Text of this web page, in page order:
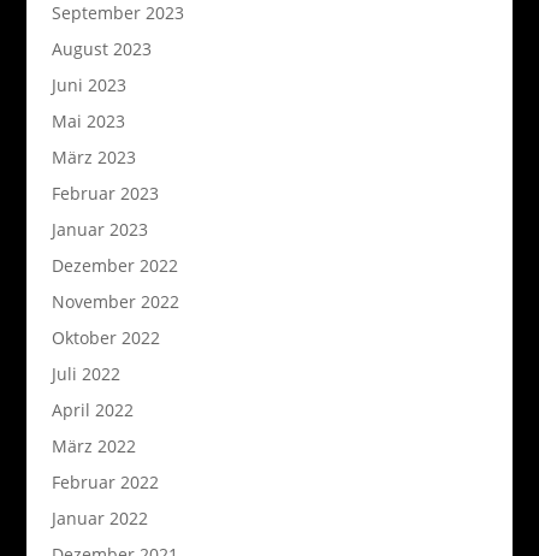
September 2023
August 2023
Juni 2023
Mai 2023
März 2023
Februar 2023
Januar 2023
Dezember 2022
November 2022
Oktober 2022
Juli 2022
April 2022
März 2022
Februar 2022
Januar 2022